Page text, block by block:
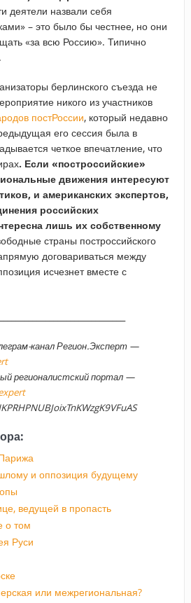
деятели назвали себя
– это было бы честнее, но они
«за всю Россию». Типично
берлинского съезда не
никого из участников
постРоссии, который недавно
его сессия была в
четкое впечатление, что
. Если «построссийские»
движения интересуют
и американских экспертов,
российских
лишь их собственному
страны построссийского
договариваться между
исчезнет вместе с
канал Регион.Эксперт —
регионалистский портал —
и оппозиция будущему
ведущей в пропасть
о том
Руси
или межрегиональная?